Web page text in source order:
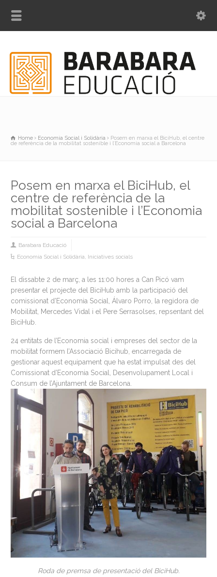
Home Economia Social i Solidària
Posem en marxa el BiciHub, el centre
de referència de la mobilitat sostenible i l’Economia social a Barcelona
Posem en marxa el BiciHub, el
centre de referència de la
mobilitat sostenible i l’Economia
social a Barcelona
Barabara Educació
Economia Social i Solidària, Iniciatives socials
El dissabte 2 de març, a les 11:00 hores a Can Picó vam
presentar el projecte del BiciHub amb la participació del
comissionat d’Economia Social, Álvaro Porro, la regidora de
Mobilitat, Mercedes Vidal i el Pere Serrasolses, repsentant del
BiciHub.
24 entitats de l’Economia social i empreses del sector de la
mobilitat formem l’Associació Bicihub, encarregada de
gestionar aquest equipament que ha estat impulsat des del
Comissionat d’Economia Social, Desenvolupament Local i
Consum de l’Ajuntament de Barcelona.
Roda de premsa de presentació del BiciHub.